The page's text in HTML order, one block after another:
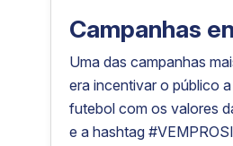
Campanhas
Uma das campanhas
era incentivar o público
futebol com os valores
e a hashtag